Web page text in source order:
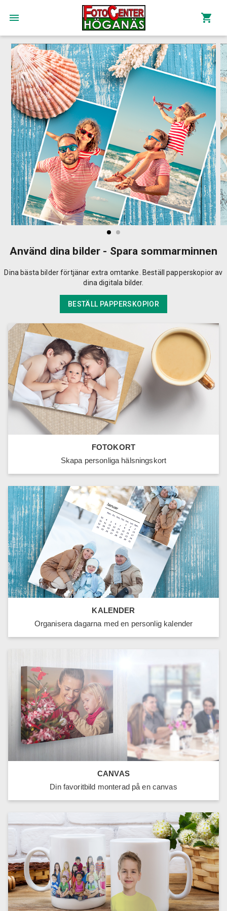
Använd dina bilder - Spara sommarminnen
Dina bästa bilder förtjänar extra omtanke. Beställ papperskopior av
dina digitala bilder.
BESTÄLL PAPPERSKOPIOR
FOTOKORT
Skapa personliga hälsningskort
KALENDER
Organisera dagarna med en personlig kalender
CANVAS
Din favoritbild monterad på en canvas